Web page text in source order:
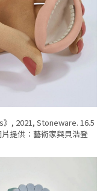
, 2021, Stoneware. 16.5
提供：藝術家與貝浩登